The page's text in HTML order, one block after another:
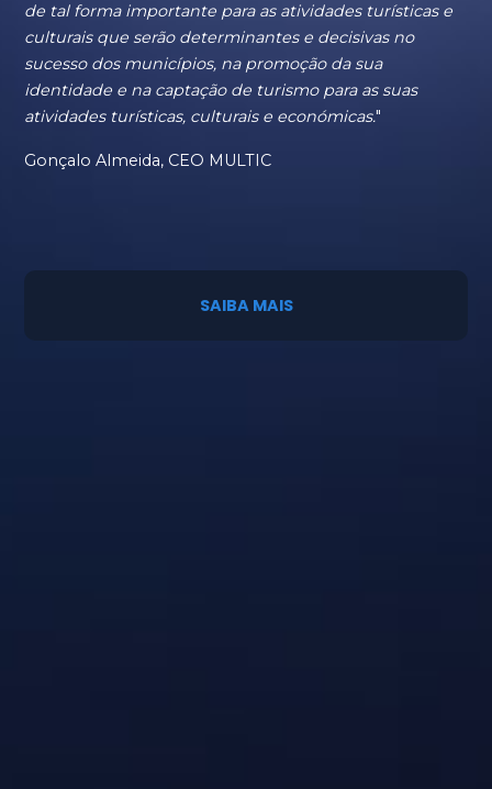
de tal forma importante para as atividades turísticas e
culturais que serão determinantes e decisivas no
sucesso dos municípios, na promoção da sua
identidade e na captação de turismo para as suas
atividades turísticas, culturais e económicas."
Gonçalo Almeida, CEO MULTIC
SAIBA MAIS